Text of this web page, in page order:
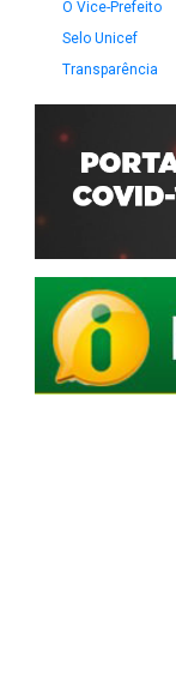
O Vice-Prefeito
Selo Unicef
Transparência